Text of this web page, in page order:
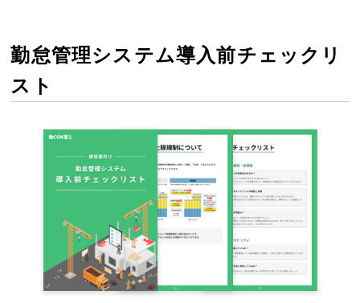
勤怠管理システム導入前チェックリ
スト